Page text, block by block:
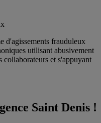
d'agissements frauduleux
utilisant abusivement
collaborateurs et s'appuyant
Saint Denis !